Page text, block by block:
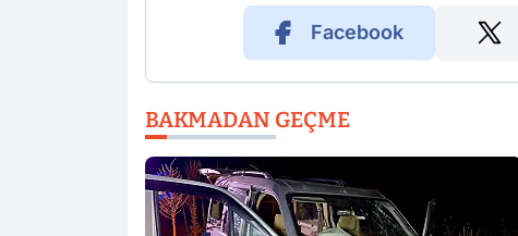
Facebook
BAKMADAN GEÇME